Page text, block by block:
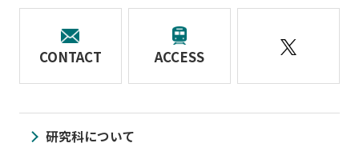
CONTACT ACCESS
研究科について